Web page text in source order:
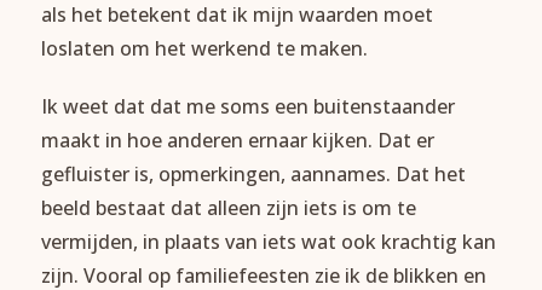
als het betekent dat ik mijn waarden moet
loslaten om het werkend te maken.
Ik weet dat dat me soms een buitenstaander
maakt in hoe anderen ernaar kijken. Dat er
gefluister is, opmerkingen, aannames. Dat het
beeld bestaat dat alleen zijn iets is om te
vermijden, in plaats van iets wat ook krachtig kan
zijn. Vooral op familiefeesten zie ik de blikken en